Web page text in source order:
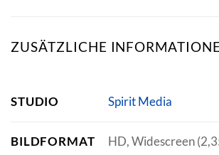
ZUSÄTZLICHE
STUDIO Spirit Media
BILDFORMAT HD, Widescreen